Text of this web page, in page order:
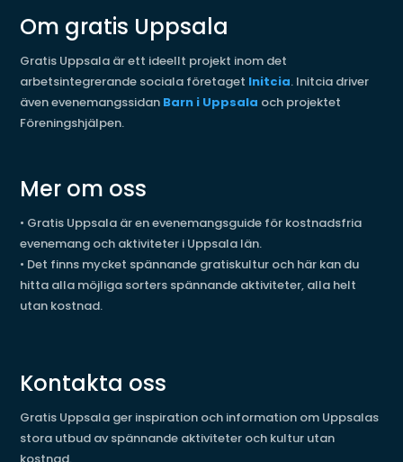
Om gratis Uppsala
Gratis Uppsala är ett ideellt projekt inom det
arbetsintegrerande sociala företaget Initcia. Initcia driver
även evenemangssidan Barn i Uppsala och projektet
Föreningshjälpen.
Mer om oss
• Gratis Uppsala är en evenemangsguide för kostnadsfria
evenemang och aktiviteter i Uppsala län.
• Det finns mycket spännande gratiskultur och här kan du
hitta alla möjliga sorters spännande aktiviteter, alla helt
utan kostnad.
Kontakta oss
Gratis Uppsala ger inspiration och information om Uppsalas
stora utbud av spännande aktiviteter och kultur utan